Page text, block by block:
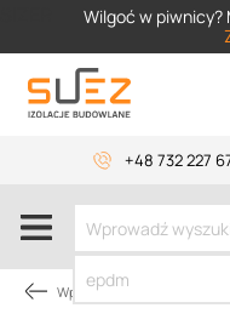
Wilgoć w
+48 732 227
Wpusty i akcesoria